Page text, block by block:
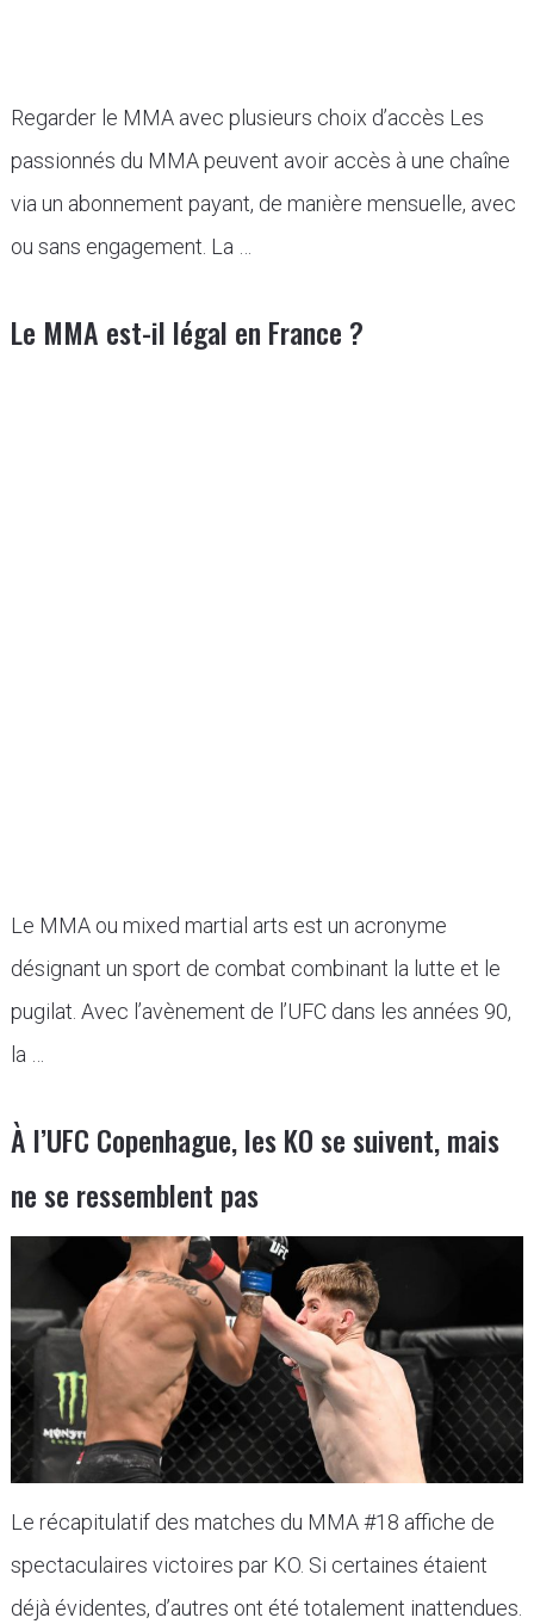
Regarder le MMA avec plusieurs choix d’accès Les
passionnés du MMA peuvent avoir accès à une chaîne
via un abonnement payant, de manière mensuelle, avec
ou sans engagement. La …
Le MMA est-il légal en France ?
Le MMA ou mixed martial arts est un acronyme
désignant un sport de combat combinant la lutte et le
pugilat. Avec l’avènement de l’UFC dans les années 90,
la …
À l’UFC Copenhague, les KO se suivent, mais
ne se ressemblent pas
Le récapitulatif des matches du MMA #18 affiche de
spectaculaires victoires par KO. Si certaines étaient
déjà évidentes, d’autres ont été totalement inattendues.